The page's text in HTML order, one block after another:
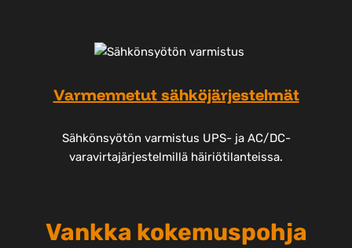
Varmennetut sähköjärjestelmät
Sähkönsyötön varmistus UPS- ja AC/DC-
varavirtajärjestelmillä häiriötilanteissa.
Vankka kokemuspohja